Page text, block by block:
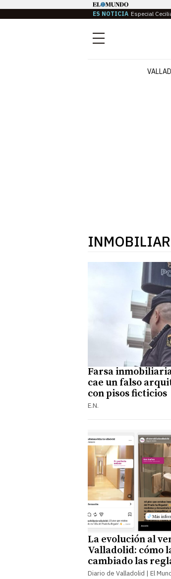
ES NOTICIA Especial
Menú
Farsa
cae un falso
con pisos ficticios
E.N.
La evolución al
Valladolid: cómo
cambiado las
Diario de Valladolid | El